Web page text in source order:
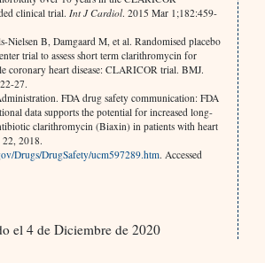
clinical trial. Int J Cardiol. 2015 Mar 1;182:459-
Nielsen B, Damgaard M, et al. Randomised placebo
trial to assess short term clarithromycin for
coronary heart disease: CLARICOR trial. BMJ.
27.
FDA drug safety communication: FDA
data supports the potential for increased long-
clarithromycin (Biaxin) in patients with heart
22, 2018.
Drugs/DrugSafety/ucm597289.htm. Accessed
el 4 de Diciembre de 2020